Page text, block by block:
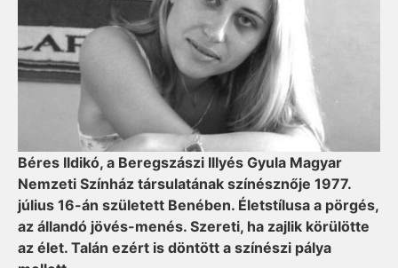
Béres Ildikó, a Beregszászi Illyés Gyula Magyar
Nemzeti Színház társulatának színésznője 1977.
július 16-án született Benében. Életstílusa a pörgés,
az állandó jövés-menés. Szereti, ha zajlik körülötte
az élet. Talán ezért is döntött a színészi pálya